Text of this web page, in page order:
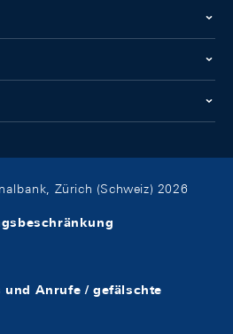
Zürich (Schweiz) 2026
und Anrufe / gefälschte